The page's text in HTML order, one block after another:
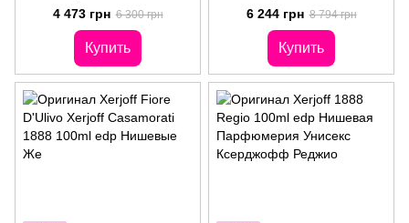
Парфюмерная Вода
Ксерджофф
4 473 грн 6 300 грн
Купить
Нишевые Женские Духи
Ксерджофф Касаморати
Букет Идеа
6 244 грн 8 794 грн
Купить